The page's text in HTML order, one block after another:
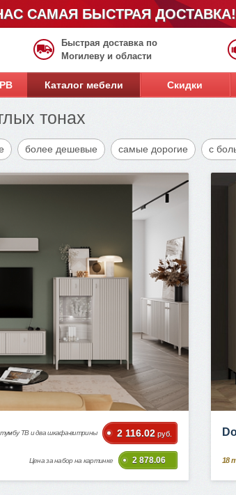
САМАЯ БЫСТРАЯ ДОСТАВКА!
Быстрая доставка по
Могилеву и области
Каталог мебели Скидки
тонах
более дешевые самые дорогие с
ТВ и два шкафа-витрины 2 116.02 руб.
Цена за набор на картинке 2 878.06 18